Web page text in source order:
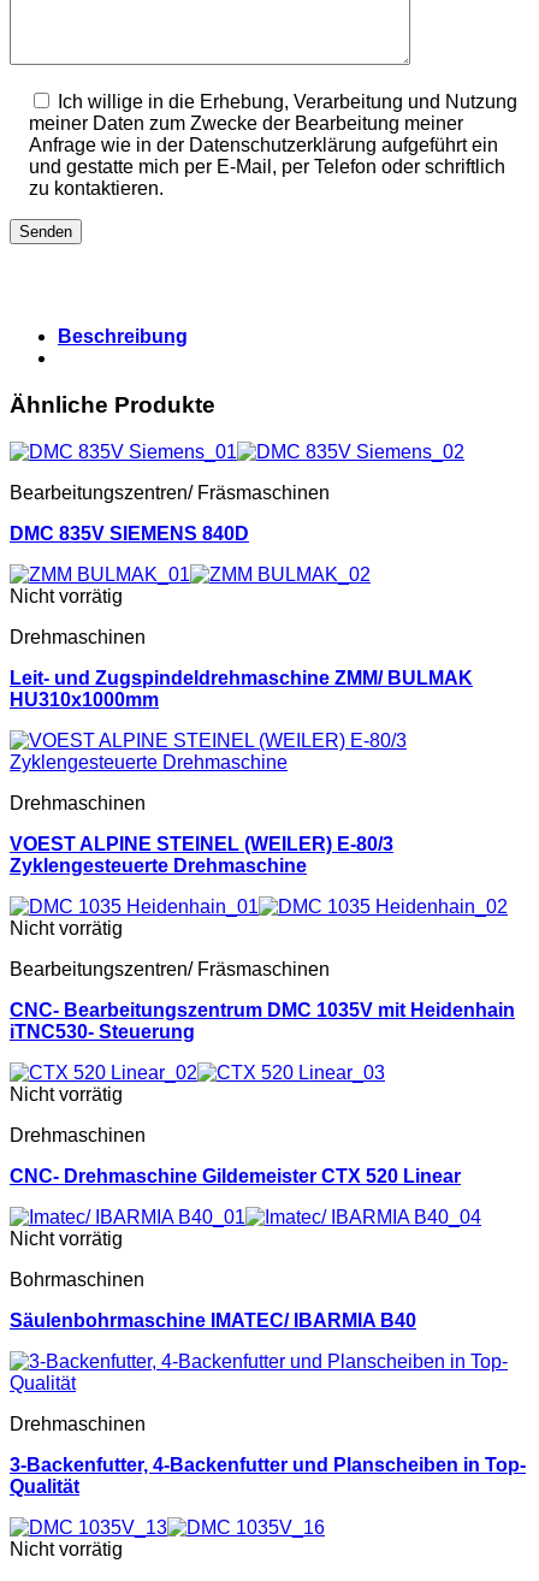
Ich willige in die Erhebung, Verarbeitung und Nutzung
meiner Daten zum Zwecke der Bearbeitung meiner
Anfrage wie in der Datenschutzerklärung aufgeführt ein
und gestatte mich per E-Mail, per Telefon oder schriftlich
zu kontaktieren.
Beschreibung
Ähnliche Produkte
Bearbeitungszentren/ Fräsmaschinen
DMC 835V SIEMENS 840D
Nicht vorrätig
Drehmaschinen
Leit- und Zugspindeldrehmaschine ZMM/ BULMAK
HU310x1000mm
Drehmaschinen
VOEST ALPINE STEINEL (WEILER) E-80/3
Zyklengesteuerte Drehmaschine
Nicht vorrätig
Bearbeitungszentren/ Fräsmaschinen
CNC- Bearbeitungszentrum DMC 1035V mit Heidenhain
iTNC530- Steuerung
Nicht vorrätig
Drehmaschinen
CNC- Drehmaschine Gildemeister CTX 520 Linear
Nicht vorrätig
Bohrmaschinen
Säulenbohrmaschine IMATEC/ IBARMIA B40
Drehmaschinen
3-Backenfutter, 4-Backenfutter und Planscheiben in Top-
Qualität
Nicht vorrätig